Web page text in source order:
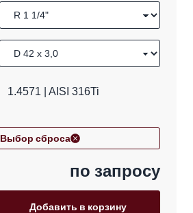
1.4571 | AISI 316Ti
Выбор сброса
по запросу
Добавить в корзину